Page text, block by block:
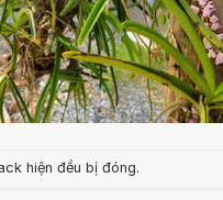
hiện đều bị đóng.